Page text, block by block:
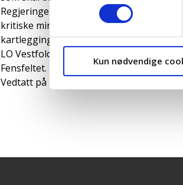
Kun nødvendige
Regjeringen må innføre økonomiske
kritiske mineralforekomster og
kartlegging må omfatte private
LO Vestfold og Telemark vil bidra til en
Fensfeltet.
Vedtatt på LO Vestfold og Telemarks